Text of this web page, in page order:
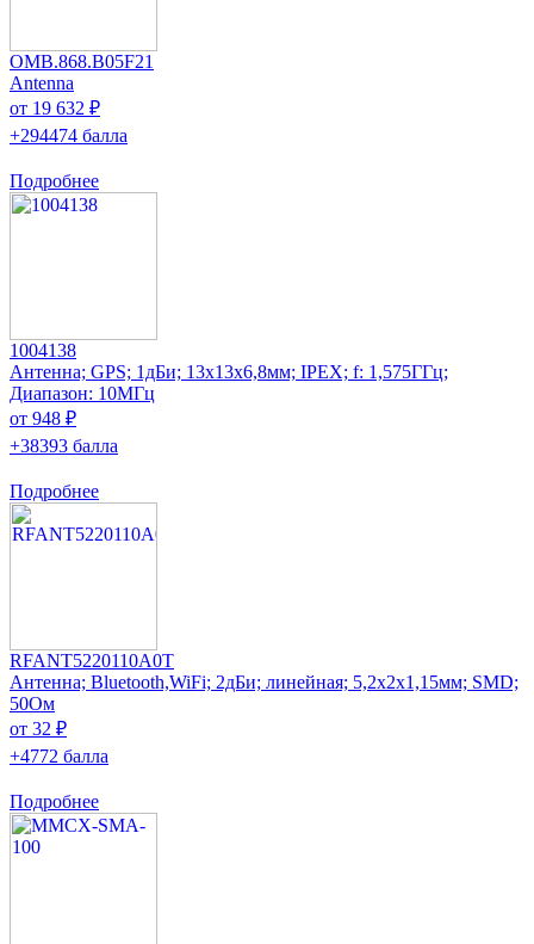
OMB.868.B05F21
Antenna
от 19 632 ₽
+294474 балла
Подробнее
1004138
Антенна; GPS; 1дБи; 13x13x6,8мм; IPEX; f: 1,575ГГц;
Диапазон: 10МГц
от 948 ₽
+38393 балла
Подробнее
RFANT5220110A0T
Антенна; Bluetooth,WiFi; 2дБи; линейная; 5,2x2x1,15мм; SMD;
50Ом
от 32 ₽
+4772 балла
Подробнее